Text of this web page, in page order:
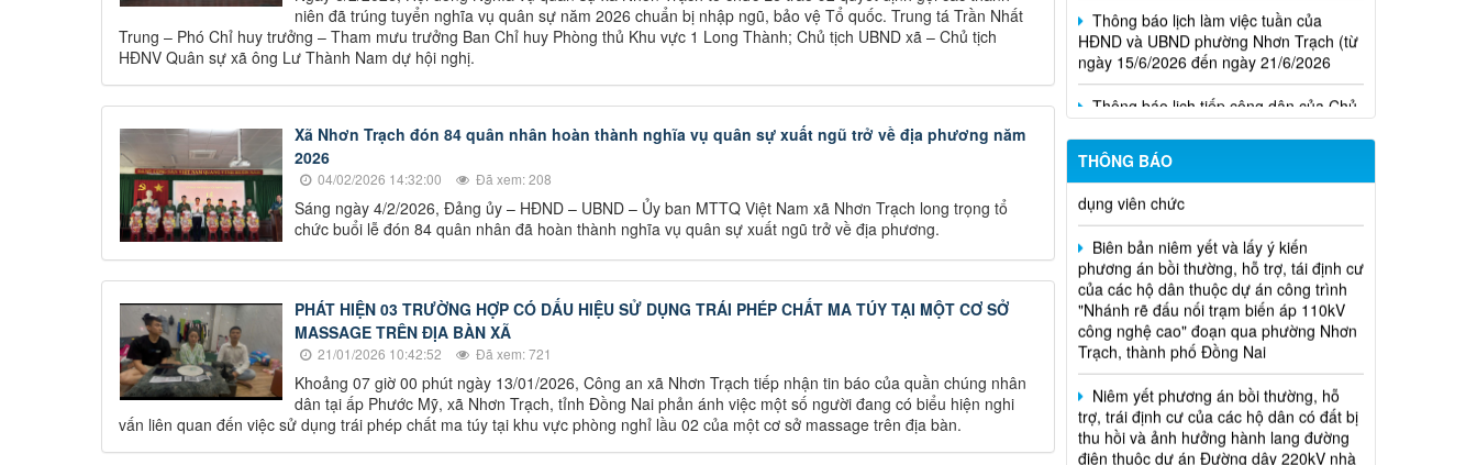
niên đã trúng tuyển nghĩa vụ quân sự năm 2026 chuẩn bị nhập ngũ, bảo vệ Tổ quốc. Trung tá Trần Nhất
Trung – Phó Chỉ huy trưởng – Tham mưu trưởng Ban Chỉ huy Phòng thủ Khu vực 1 Long Thành; Chủ tịch UBND xã – Chủ tịch
HĐNV Quân sự xã ông Lư Thành Nam dự hội nghị.
Xã Nhơn Trạch đón 84 quân nhân hoàn thành nghĩa vụ quân sự xuất ngũ trở về địa phương năm
2026
04/02/2026 14:32:00 Đã xem: 208
Sáng ngày 4/2/2026, Đảng ủy – HĐND – UBND – Ủy ban MTTQ Việt Nam xã Nhơn Trạch long trọng tổ
chức buổi lễ đón 84 quân nhân đã hoàn thành nghĩa vụ quân sự xuất ngũ trở về địa phương.
PHÁT HIỆN 03 TRƯỜNG HỢP CÓ DẤU HIỆU SỬ DỤNG TRÁI PHÉP CHẤT MA TÚY TẠI MỘT CƠ SỞ
MASSAGE TRÊN ĐỊA BÀN XÃ
21/01/2026 10:42:52 Đã xem: 721
Khoảng 07 giờ 00 phút ngày 13/01/2026, Công an xã Nhơn Trạch tiếp nhận tin báo của quần chúng nhân
dân tại ấp Phước Mỹ, xã Nhơn Trạch, tỉnh Đồng Nai phản ánh việc một số người đang có biểu hiện nghi
vấn liên quan đến việc sử dụng trái phép chất ma túy tại khu vực phòng nghỉ lầu 02 của một cơ sở massage trên địa bàn.
HĐND và UBND phường Nhơn Trạch (từ
ngày 15/6/2026 đến ngày 21/6/2026
Thông báo lịch tiếp công dân của Chủ
tịch Hội đồng nhân dân phường tại các
khu phố trên địa bàn phường Nhơn
THÔNG BÁO
Niêm yết phương án bồi thường, hỗ
trợ, tái định cư
Thông báo về việc hủy kết quả trúng
tuyển (nguyện vọng 1) của kỳ tuyên
dụng viên chức
Biên bản niêm yết và lấy ý kiến
phương án bồi thường, hỗ trợ, tái định cư
của các hộ dân thuộc dự án công trình
"Nhánh rẽ đấu nối trạm biến áp 110kV
công nghệ cao" đoạn qua phường Nhơn
Trạch, thành phố Đồng Nai
Niêm yết phương án bồi thường, hỗ
trợ, trái định cư của các hộ dân có đất bị
thu hồi và ảnh hưởng hành lang đường
điện thuộc dự án Đường dây 220kV nhà
máy điện Nhơn Trạch 3- Trạm biến áp
kV Long Thành